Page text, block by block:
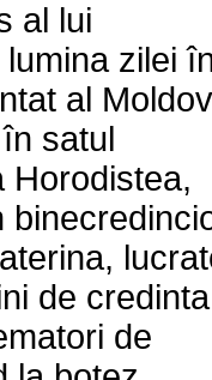
al lui
zilei
al
satul
Horodistea,
de
de